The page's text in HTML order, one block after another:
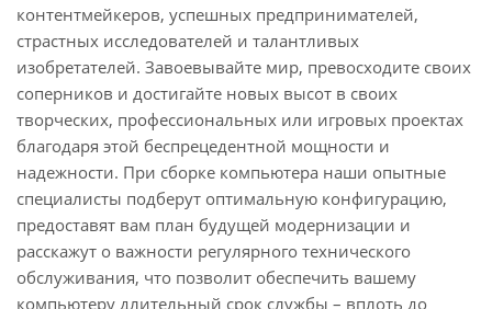
контентмейкеров, успешных предпринимателей,
страстных исследователей и талантливых
изобретателей. Завоевывайте мир, превосходите своих
соперников и достигайте новых высот в своих
творческих, профессиональных или игровых проектах
благодаря этой беспрецедентной мощности и
надежности. При сборке компьютера наши опытные
специалисты подберут оптимальную конфигурацию,
предоставят вам план будущей модернизации и
расскажут о важности регулярного технического
обслуживания, что позволит обеспечить вашему
компьютеру длительный срок службы – вплоть до